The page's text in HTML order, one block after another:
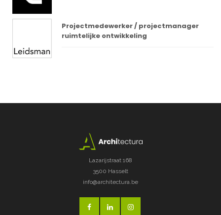
Projectmedewerker / projectmanager
ruimtelijke ontwikkeling
Lazarijstraat 168
3500 Hasselt
info@architectura.be